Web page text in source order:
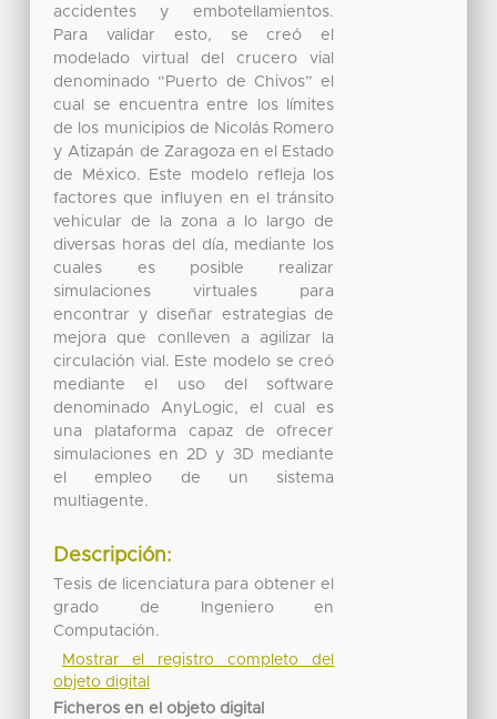
accidentes y embotellamientos.
Para validar esto, se creó el
modelado virtual del crucero vial
denominado “Puerto de Chivos” el
cual se encuentra entre los límites
de los municipios de Nicolás Romero
y Atizapán de Zaragoza en el Estado
de México. Este modelo refleja los
factores que influyen en el tránsito
vehicular de la zona a lo largo de
diversas horas del día, mediante los
cuales es posible realizar
simulaciones virtuales para
encontrar y diseñar estrategias de
mejora que conlleven a agilizar la
circulación vial. Este modelo se creó
mediante el uso del software
denominado AnyLogic, el cual es
una plataforma capaz de ofrecer
simulaciones en 2D y 3D mediante
el empleo de un sistema
multiagente.
Descripción:
Tesis de licenciatura para obtener el
grado de Ingeniero en
Computación.
Mostrar el registro completo del
objeto digital
Ficheros en el objeto digital